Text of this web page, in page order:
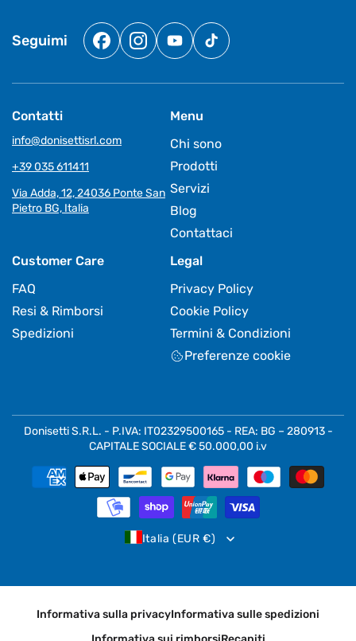
Seguimi
FacebookInstagram
YouTubeTikTok
Contatti
info@donisettisrl.com
+39 035 611411
Via Adda, 12, 24036 Ponte San
Pietro BG, Italia
Menu
Chi sono
Prodotti
Servizi
Blog
Contattaci
Customer Care
FAQ
Resi & Rimborsi
Spedizioni
Legal
Privacy Policy
Cookie Policy
Termini & Condizioni
Preferenze cookie
Donisetti S.R.L. - P.IVA: IT02329500165 - REA: BG – 280913 -
CAPITALE SOCIALE € 50.000,00 i.v
Metodi
Italia (EUR €)
Informativa sulla privacyInformativa sulle spedizioni